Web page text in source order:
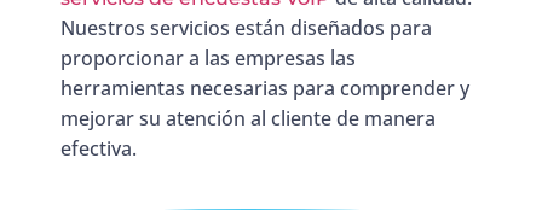
Nuestros servicios están diseñados para
proporcionar a las empresas las
herramientas necesarias para comprender y
mejorar su atención al cliente de manera
efectiva.